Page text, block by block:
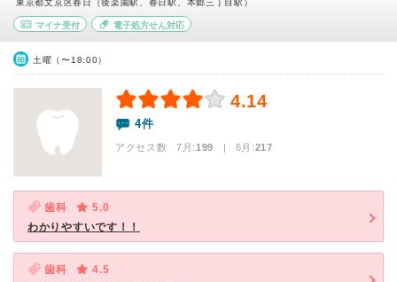
東京都文京区春日（後楽園駅、春日駅、本郷三丁目駅）
マイナ受付 電子処方せん対応
土曜（〜18:00）
4.14
4件
アクセス数 7月:199 | 6月:217
歯科
5.0
わかりやすいです！！
歯科
4.5